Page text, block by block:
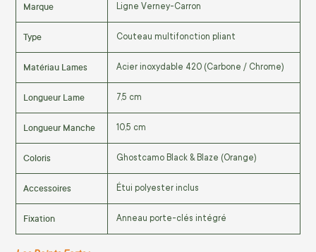
Marque Ligne Verney-Carron
Type Couteau multifonction pliant
Matériau Lames Acier inoxydable 420 (Carbone / Chrome)
Longueur Lame 7,5 cm
Longueur Manche 10,5 cm
Coloris Ghostcamo Black & Blaze (Orange)
Accessoires Étui polyester inclus
Fixation Anneau porte-clés intégré